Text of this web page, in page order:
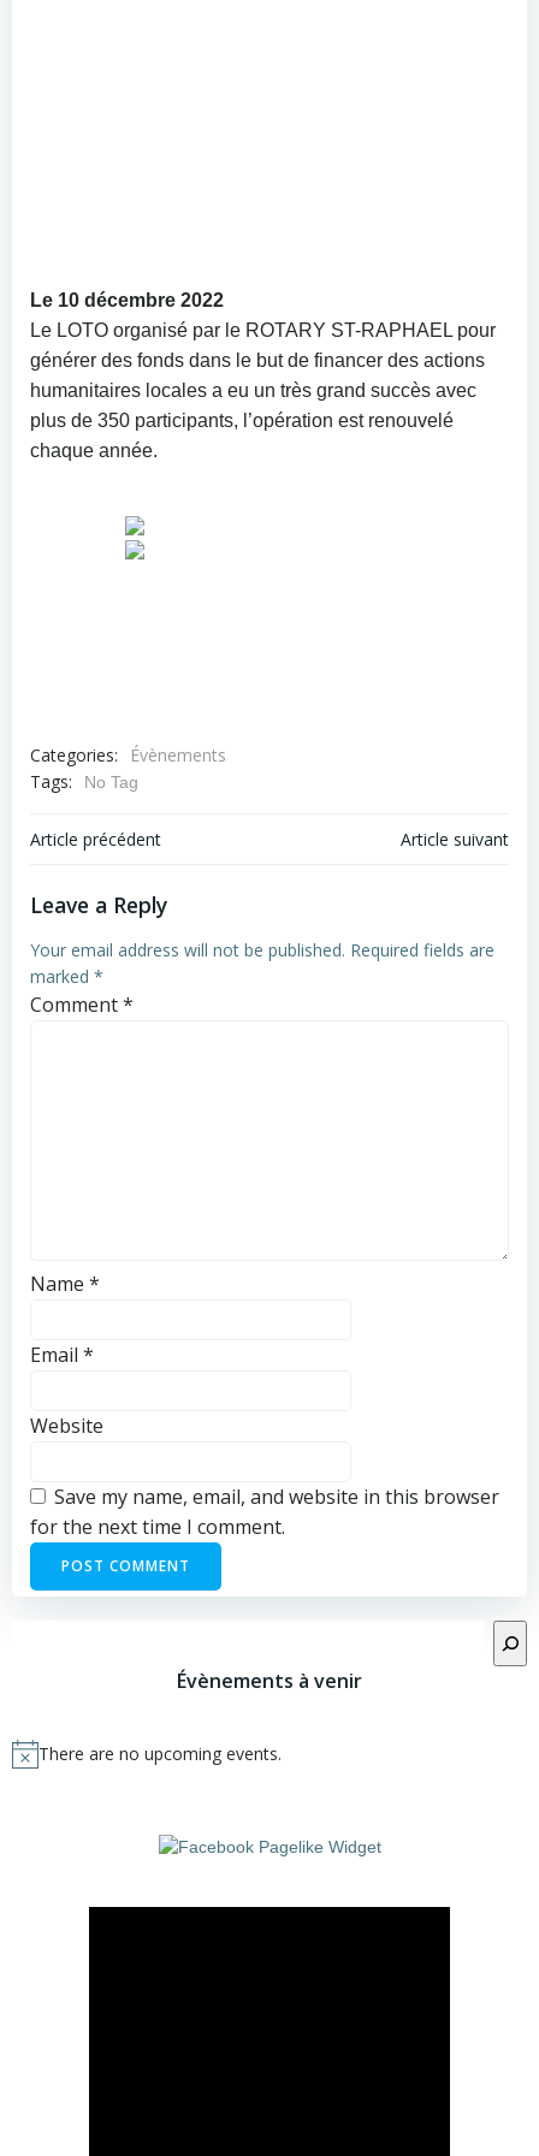
Le 10 décembre 2022
Le LOTO organisé par le ROTARY ST-RAPHAEL pour
générer des fonds dans le but de financer des actions
humanitaires locales a eu un très grand succès avec
plus de 350 participants, l’opération est renouvelé
chaque année.
Categories:
Évènements
Tags:
No Tag
Post
navigation
Article précédent Article suivant
Leave a Reply
Your email address will not be published. Required fields are
marked *
Comment*
Name *
Email *
Website
Save my name, email, and website in this browser
for the next time I comment.
Évènements à venir
There are no upcoming events.